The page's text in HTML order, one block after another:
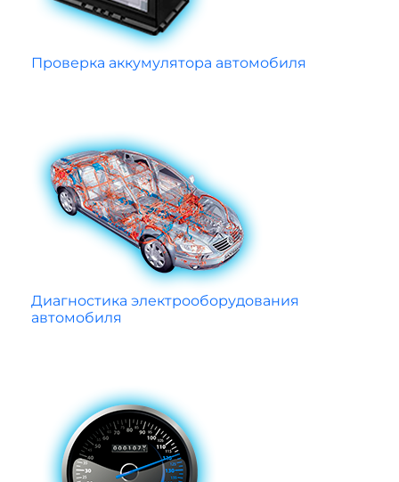
Проверка аккумулятора автомобиля
Диагностика электрооборудования
автомобиля